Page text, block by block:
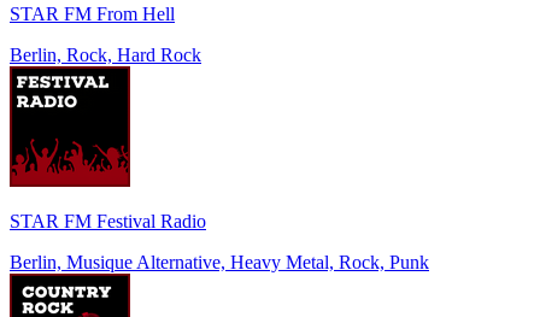
STAR FM From Hell
Berlin, Rock, Hard Rock
STAR FM Festival Radio
Berlin, Musique Alternative, Heavy Metal, Rock, Punk